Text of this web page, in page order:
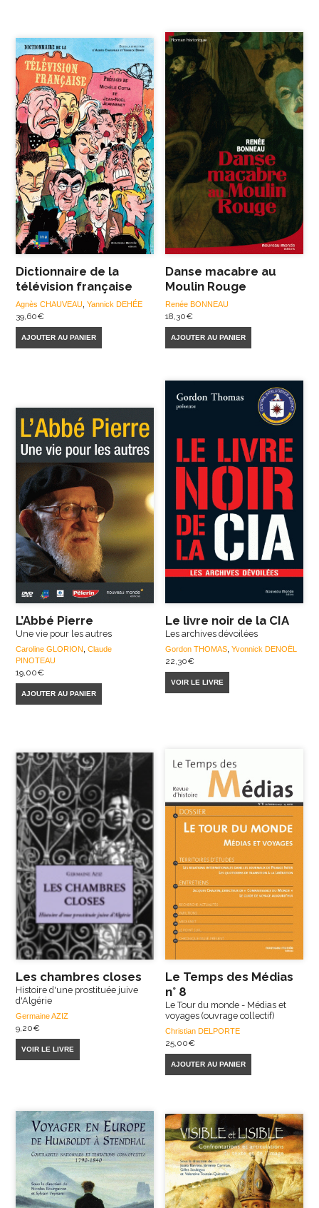
Dictionnaire de la
télévision française
Agnès CHAUVEAU ,Yannick DEHÉE
39,60€
AJOUTER AU PANIER
Danse macabre au
Moulin Rouge
Renée BONNEAU
18,30€
AJOUTER AU PANIER
L’Abbé Pierre
Une vie pour les autres
Caroline GLORION ,Claude
PINOTEAU
19,00€
AJOUTER AU PANIER
Le livre noir de la CIA
Les archives dévoilées
Gordon THOMAS ,Yvonnick DENOËL
22,30€
VOIR LE LIVRE
Les chambres closes
Histoire d'une prostituée juive
d'Algérie
Germaine AZIZ
9,20€
VOIR LE LIVRE
Le Temps des Médias
n° 8
Le Tour du monde - Médias et
voyages (ouvrage collectif)
Christian DELPORTE
25,00€
AJOUTER AU PANIER